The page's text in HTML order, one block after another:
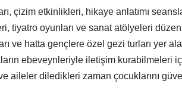
çizim etkinlikleri, hikaye anlatımı
tiyatro oyunları ve sanat atölyeleri
ve hatta gençlere özel gezi turları yer
ebeveynleriyle iletişim kurabilmeleri
aileler diledikleri zaman çocuklarını